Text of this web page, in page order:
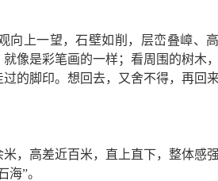
向上一望，石壁如削，层峦叠嶂、
像是彩笔画的一样；看周围的树木
的脚印。想回去，又舍不得，再回
，高差近百米，直上直下，整体感
”。